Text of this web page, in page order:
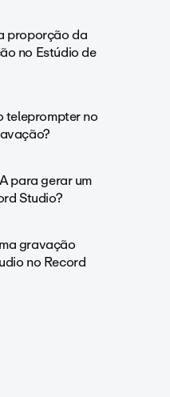
proporção da
no Estúdio de
teleprompter no
para gerar um
Studio?
gravação
no Record